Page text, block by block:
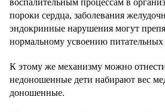
воспалительным процессам в
пороки сердца, заболевания
эндокринные нарушения могут
нормальному усвоению питательных
К этому же механизму можно
недоношенные дети набирают вес
доношенные.